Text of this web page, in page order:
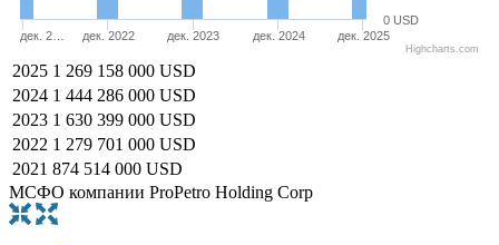
дек. 2… дек. 2022 дек. 2023 дек. 2024 дек. 2025
0 USD
Highcharts.com
2025 1 269 158 000 USD
2024 1 444 286 000 USD
2023 1 630 399 000 USD
2022 1 279 701 000 USD
2021 874 514 000 USD
МСФО компании ProPetro Holding Corp